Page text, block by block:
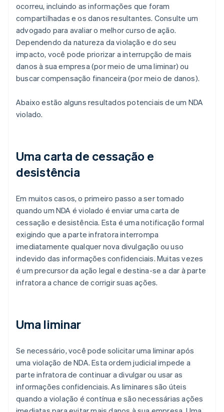
ocorreu, incluindo as informações que foram
compartilhadas e os danos resultantes. Consulte um
advogado para avaliar o melhor curso de ação.
Dependendo da natureza da violação e do seu
impacto, você pode priorizar a interrupção de mais
danos à sua empresa (por meio de uma liminar) ou
buscar compensação financeira (por meio de danos).
Abaixo estão alguns resultados potenciais de um NDA
violado.
Uma carta de cessação e
desistência
Em muitos casos, o primeiro passo a ser tomado
quando um NDA é violado é enviar uma carta de
cessação e desistência. Esta é uma notificação formal
exigindo que a parte infratora interrompa
imediatamente qualquer nova divulgação ou uso
indevido das informações confidenciais. Muitas vezes
é um precursor da ação legal e destina-se a dar à parte
infratora a chance de corrigir suas ações.
Uma liminar
Se necessário, você pode solicitar uma liminar após
uma violação de NDA. Esta ordem judicial impede a
parte infratora de continuar a divulgar ou usar as
informações confidenciais. As liminares são úteis
quando a violação é contínua e são necessárias ações